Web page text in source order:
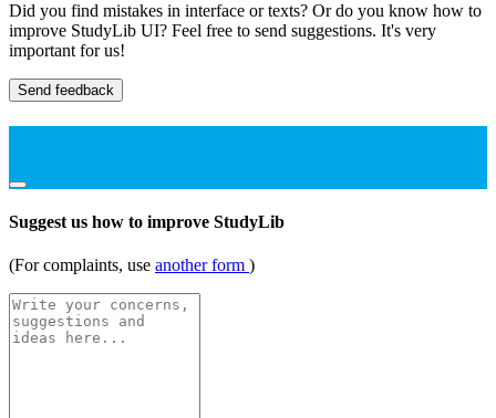
Did you find mistakes in interface or texts? Or do you know how to
improve StudyLib UI? Feel free to send suggestions. It's very
important for us!
Send feedback
Suggest us how to improve StudyLib
(For complaints, use another form )